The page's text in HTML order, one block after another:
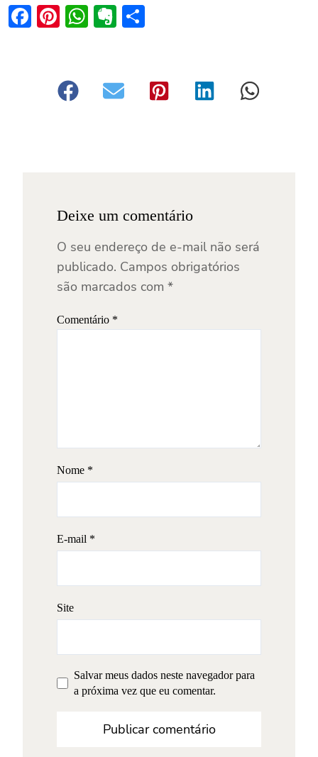
Facebook
Pinterest
WhatsApp
Evernote
Deixe um comentário
O seu endereço de e-mail não será
publicado. Campos obrigatórios
são marcados com *
Comentário *
Nome *
E-mail *
Site
Salvar meus dados neste navegador para
a próxima vez que eu comentar.